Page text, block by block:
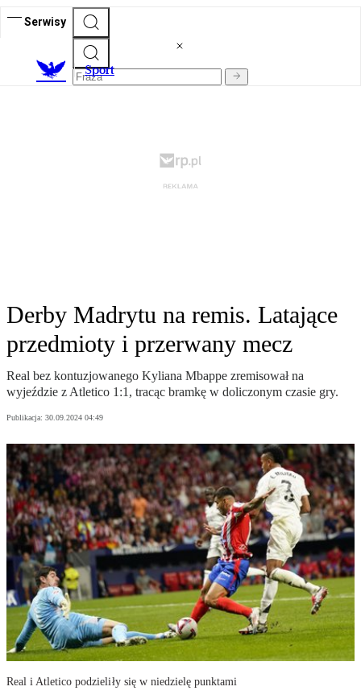
Serwisy
Sport
Derby Madrytu na remis. Latające
przedmioty i przerwany mecz
Real bez kontuzjowanego Kyliana Mbappe zremisował na
wyjeździe z Atletico 1:1, tracąc bramkę w doliczonym czasie gry.
Publikacja: 30.09.2024 04:49
Real i Atletico podzieliły się w niedzielę punktami